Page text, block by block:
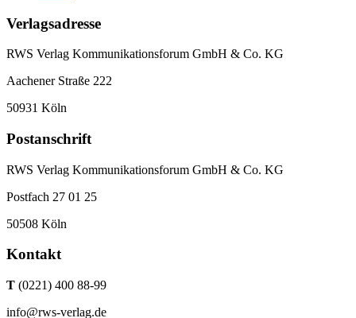
Verlagsadresse
RWS Verlag Kommunikationsforum GmbH & Co. KG
Aachener Straße 222
50931 Köln
Postanschrift
RWS Verlag Kommunikationsforum GmbH & Co. KG
Postfach 27 01 25
50508 Köln
Kontakt
T (0221) 400 88-99
info@rws-verlag.de